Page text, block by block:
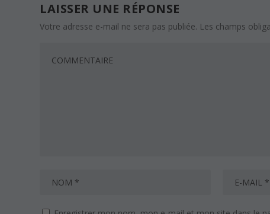
LAISSER UNE RÉPONSE
Votre adresse e-mail ne sera pas publiée. Les champs